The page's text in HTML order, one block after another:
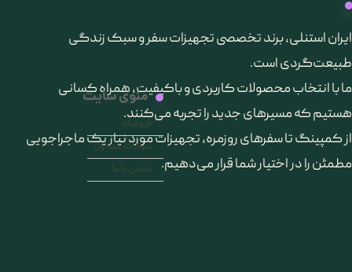
​ایران استنلی، برند تخصصی تجهیزات سفر و سبک زندگی
طبیعت‌گردی است.
ما با انتخاب محصولات کاربردی و باکیفیت، همراه کسانی
هستیم که مسیرهای جدید را تجربه می‌کنند.
از کمپینگ تا سفرهای روزمره، تجهیزات مورد نیاز یک ماجراجویی
مطمئن را در اختیار شما قرار می‌دهیم.
منوی سایت
فروشگاه
سوالات متداول
تماس با ما